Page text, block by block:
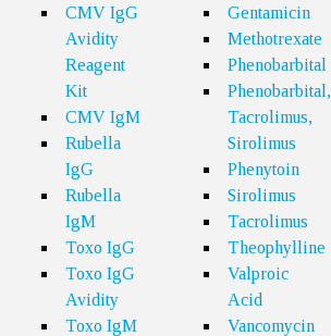
CMV IgG
Avidity
Reagent
Kit
CMV IgM
Rubella
IgG
Rubella
IgM
Toxo IgG
Toxo IgG
Avidity
Toxo IgM
Gentamicin
Methotrexate
Phenobarbital
Phenobarbital,
Tacrolimus,
Sirolimus
Phenytoin
Sirolimus
Tacrolimus
Theophylline
Valproic
Acid
Vancomycin